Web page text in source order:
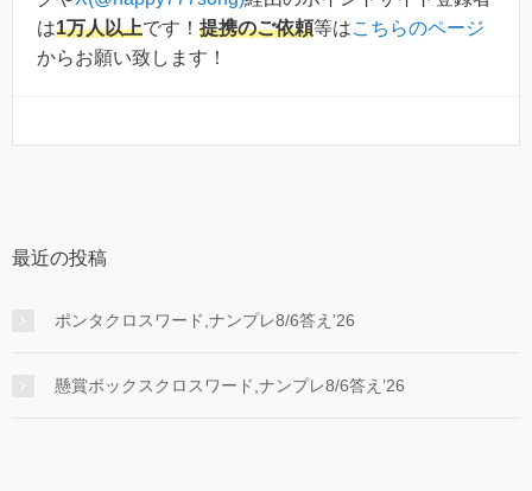
は1万人以上です！ 提携のご依頼等はこちらのページ
からお願い致します！
最近の投稿
ポンタクロスワード,ナンプレ8/6答え’26
懸賞ボックスクロスワード,ナンプレ8/6答え’26